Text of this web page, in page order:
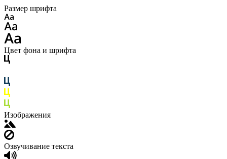
Размер шрифта
Цвет фона и шрифта
Изображения
Озвучивание текста